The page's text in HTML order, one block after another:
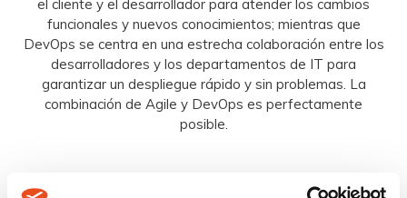
el cliente y el desarrollador para atender los cambios
funcionales y nuevos conocimientos; mientras que
DevOps se centra en una estrecha colaboración entre los
desarrolladores y los departamentos de IT para
garantizar un despliegue rápido y sin problemas. La
combinación de Agile y DevOps es perfectamente
posible.